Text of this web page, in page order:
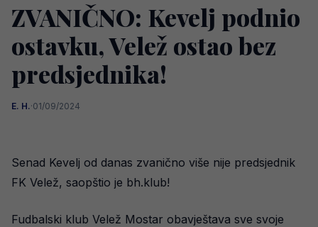
ZVANIČNO: Kevelj podnio
ostavku, Velež ostao bez
predsjednika!
E. H.·01/09/2024
Senad Kevelj od danas zvanično više nije predsjednik
FK Velež, saopštio je bh.klub!
Fudbalski klub Velež Mostar obavještava sve svoje